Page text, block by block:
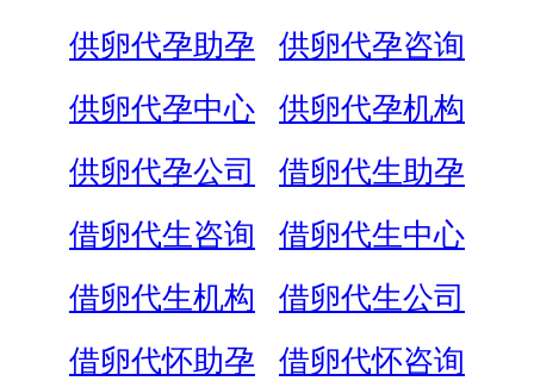
供卵代孕助孕
供卵代孕咨询
供卵代孕中心
供卵代孕机构
供卵代孕公司
借卵代生助孕
借卵代生咨询
借卵代生中心
借卵代生机构
借卵代生公司
借卵代怀助孕
借卵代怀咨询